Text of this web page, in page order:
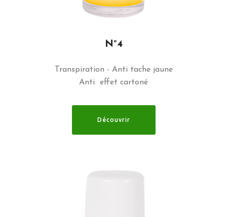
N°4
Transpiration - Anti tache jaune
Anti effet cartoné
Découvrir